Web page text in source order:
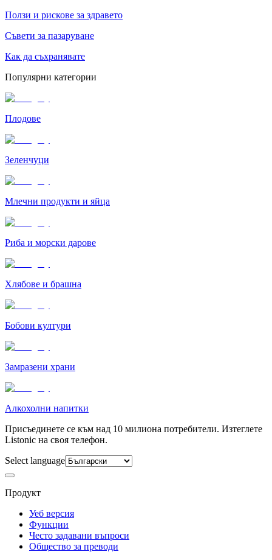
Ползи и рискове за здравето
Съвети за пазаруване
Как да съхранявате
Популярни категории
Плодове
Зеленчуци
Млечни продукти и яйца
Риба и морски дарове
Хлябове и брашна
Бобови култури
Замразени храни
Алкохолни напитки
Присъединете се към над 10 милиона потребители. Изтеглете
Listonic на своя телефон.
Select language
Продукт
Уеб версия
Функции
Често задавани въпроси
Общество за преводи